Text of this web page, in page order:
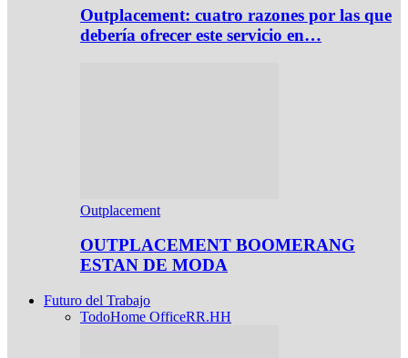
Outplacement: cuatro razones por las que
debería ofrecer este servicio en…
Outplacement
OUTPLACEMENT BOOMERANG
ESTAN DE MODA
Futuro del Trabajo
TodoHome OfficeRR.HH